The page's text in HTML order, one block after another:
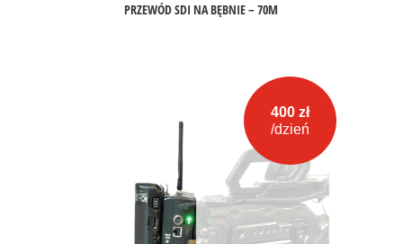
PRZEWÓD SDI NA BĘBNIE – 70M
400 zł
/dzień